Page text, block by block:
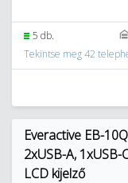
5 db.
Tekintse meg 42
Everactive EB-
2xUSB-A, 1xUSB-
LCD kijelző